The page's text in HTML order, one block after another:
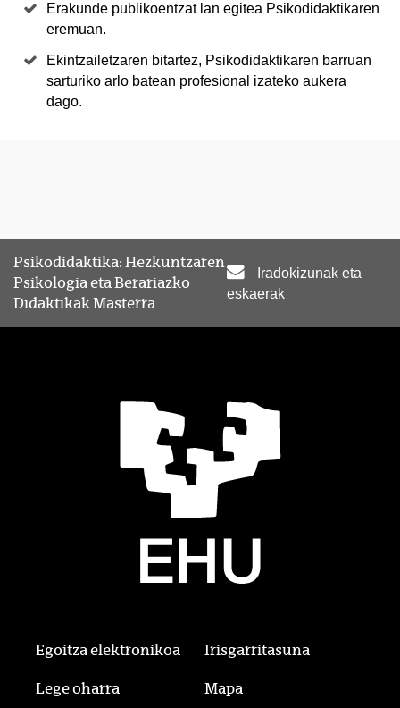
Erakunde publikoentzat lan egitea Psikodidaktikaren
eremuan.
Ekintzailetzaren bitartez, Psikodidaktikaren barruan
sarturiko arlo batean profesional izateko aukera
dago.
Psikodidaktika: Hezkuntzaren
Psikologia eta Berariazko
Didaktikak Masterra
Iradokizunak eta
eskaerak
Egoitza elektronikoa Irisgarritasuna
Lege oharra Mapa